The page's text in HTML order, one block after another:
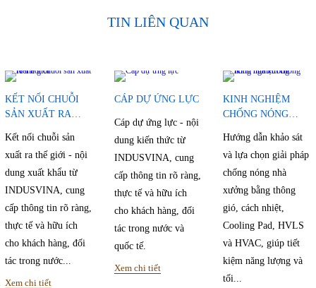
TIN LIÊN QUAN
KẾT NỐI CHUỖI
SẢN XUẤT RA
Kết nối chuỗi sản
xuất ra thế giới - nội
dung xuất khẩu từ
INDUSVINA, cung
cấp thông tin rõ ràng,
thực tế và hữu ích
cho khách hàng, đối
tác trong nước...
Xem chi tiết
CÁP DỰ ỨNG LỰC
Cáp dự ứng lực - nội
dung kiến thức từ
INDUSVINA, cung
cấp thông tin rõ ràng,
thực tế và hữu ích
cho khách hàng, đối
tác trong nước và
quốc tế.
Xem chi tiết
KINH NGHIỆM
CHỐNG NÓNG
Hướng dẫn khảo sát
và lựa chọn giải pháp
chống nóng nhà
xưởng bằng thông
gió, cách nhiệt,
Cooling Pad, HVLS
và HVAC, giúp tiết
kiệm năng lượng và
tối...